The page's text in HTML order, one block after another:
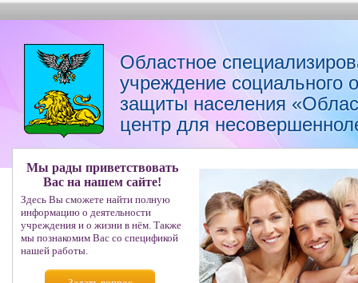
Областное
учреждение социального
защиты населения
центр для
Мы рады приветствовать
Вас на нашем сайте!
Здесь Вы сможете найти полную
информацию о деятельности
учреждения и о жизни в нём. Также
мы познакомим Вас со спецификой
нашей работы.